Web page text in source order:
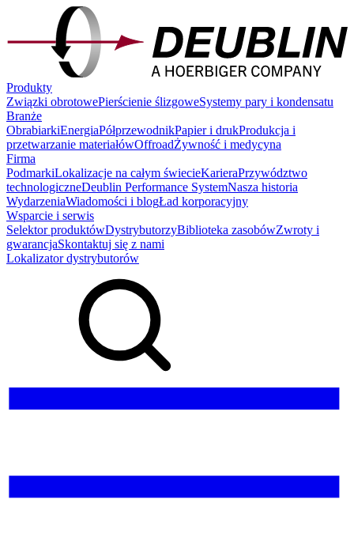
Produkty
Związki obrotowePierścienie ślizgoweSystemy pary i kondensatu
Branże
ObrabiarkiEnergiaPółprzewodnikPapier i drukProdukcja i
przetwarzanie materiałówOffroadŻywność i medycyna
Firma
PodmarkiLokalizacje na całym świecieKarieraPrzywództwo
technologiczneDeublin Performance SystemNasza historia
WydarzeniaWiadomości i blogŁad korporacyjny
Wsparcie i serwis
Selektor produktówDystrybutorzyBiblioteka zasobówZwroty i
gwarancjaSkontaktuj się z nami
Lokalizator dystrybutorów